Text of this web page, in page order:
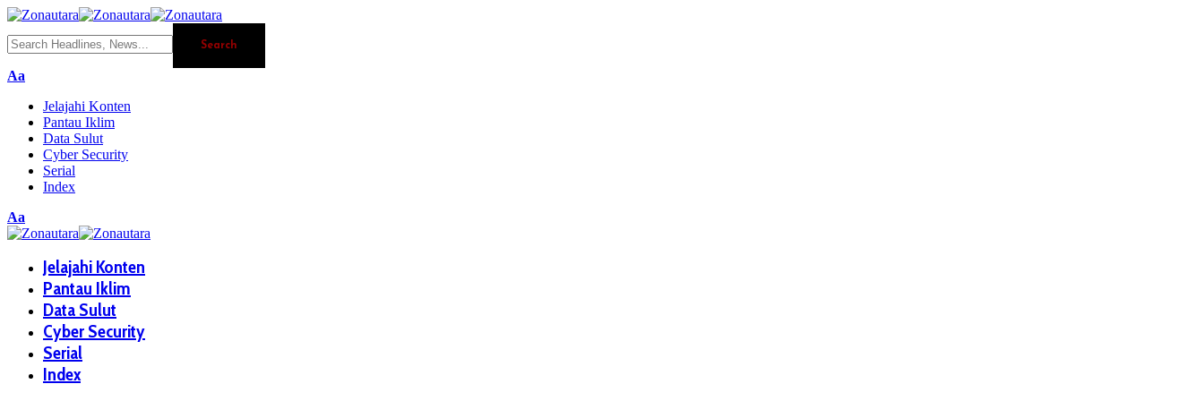
Aa
Jelajahi Konten
Pantau Iklim
Data Sulut
Cyber Security
Serial
Index
Aa
Jelajahi Konten
Pantau Iklim
Data Sulut
Cyber Security
Serial
Index